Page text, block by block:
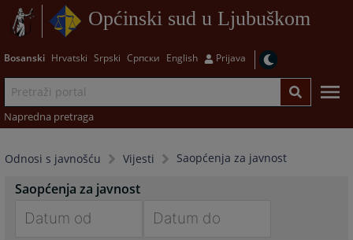
Općinski sud u Ljubuškom
Bosanski Hrvatski Srpski Српски English Prijava
Napredna pretraga
Odnosi s javnošću Vijesti Saopćenja za javnost
Saopćenja za javnost